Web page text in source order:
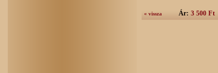
« vissza Ár: 3 500 Ft